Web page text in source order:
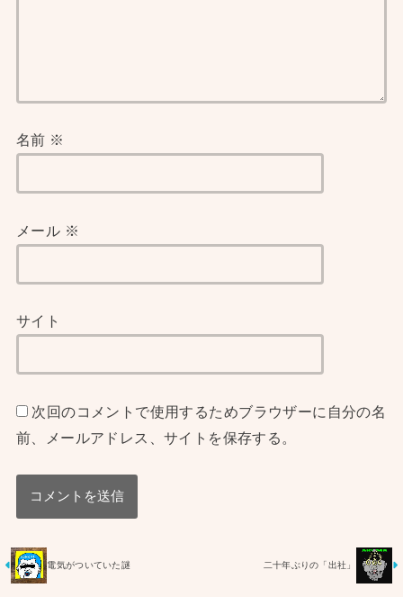
名前 ※
メール ※
サイト
次回のコメントで使用するためブラウザーに自分の名
前、メールアドレス、サイトを保存する。
電気がついていた謎 二十年ぶりの「出社」